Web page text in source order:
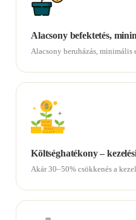
Alacsony befektetés,
Alacsony beruházás, minimális
Költséghatékony –
Akár 30–50% csökkenés a